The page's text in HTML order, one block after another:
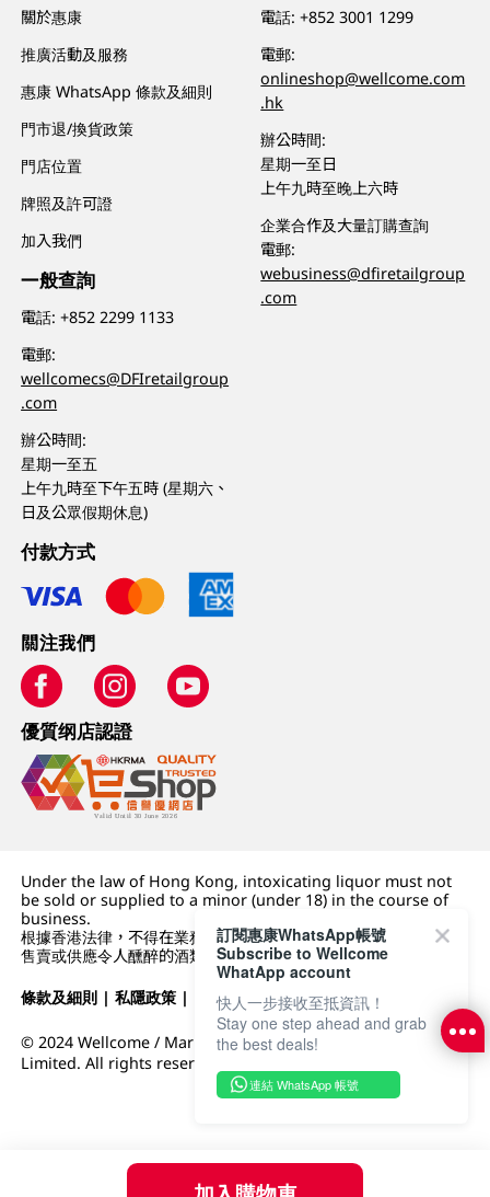
關於惠康
推廣活動及服務
惠康 WhatsApp 條款及細則
門市退/換貨政策
門店位置
牌照及許可證
加入我們
一般查詢
電話:+852 2299 1133
電郵:
wellcomecs@DFIretailgroup
.com
辦公時間:
星期一至五
上午九時至下午五時 (星期六、
日及公眾假期休息)
電話:+852 3001 1299
電郵:
onlineshop@wellcome.com
.hk
辦公時間:
星期一至日
上午九時至晚上六時
企業合作及大量訂購查詢
電郵:
webusiness@dfiretailgroup
.com
付款方式
關注我們
優質纲店認證
Under the law of Hong Kong, intoxicating liquor must not
be sold or supplied to a minor (under 18) in the course of
business.
根據香港法律，不得在業務過程中，向未成年人 (18 歲以下人士)
售賣或供應令人醺醉的酒類。
條款及細則 |私隱政策 | DFI零售集團
© 2024 Wellcome / Market Place. The Dairy Farm Company
Limited. All rights reserved.
訂閱惠康WhatsApp帳號
Subscribe to Wellcome
WhatApp account
快人一步接收至抵資訊！
Stay one step ahead and grab
the best deals!
連結 WhatsApp 帳號